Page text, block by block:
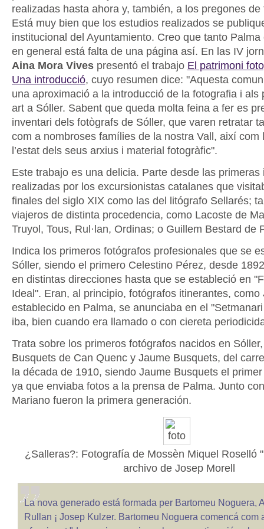
realizadas hasta ahora y, también, a los pregones
Está muy bien que los estudios realizados se
institucional del Ayuntamiento. Creo que tanto
en general está falta de una página así. En las IV
Aina Mora Vivespresentó el trabajo El patrimoni
Una introducció, cuyo resumen dice: "Aquesta
una aproximació a la introducció de la fotografia i als
art a Sóller. Sabent que queda molta feina a fer es
inventari dels fotògrafs de Sóller, que varen retratar
com a nombroses famílies de la nostra Vall, així com
l’estat dels seus arxius i material fotogràfic".
Este trabajo es una delicia. Parte desde las primeras
realizadas por los excursionistas catalanes que
finales del siglo XIX como las del litógrafo Sellarés;
viajeros de distinta procedencia, como Lacoste de
Truyol, Tous, Rul·lan, Ordinas; o Guillem Bestard de
Indica los primeros fotógrafos profesionales que se
Sóller, siendo el primero Celestino Pérez, desde
en distintas direcciones hasta que se estableció en
Ideal". Eran, al principio, fotógrafos itinerantes, como
establecido en Palma, se anunciaba en el
iba, bien cuando era llamado o con ciereta
Trata sobre los primeros fotógrafos nacidos en
Busquets de Can Quenc y Jaume Busquets, del
la década de 1910, siendo Jaume Busquets el
ya que enviaba fotos a la prensa de Palma. Junto
Mariano fueron la primera generación.
¿Salleras?: Fotografía de Mossèn Miquel Roselló
archivo de Josep Morell
La nova generado está formada per Bartomeu Noguera,
Rullan ¡ Josep Kulzer. Bartomeu Noguera comencá com